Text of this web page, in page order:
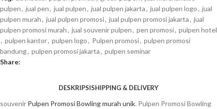
pulpen, jual pen, jual pulpen, jual pulpen jakarta, jual pulpen logo, jual
pulpen murah, jual pulpen promosi, jual pulpen promosi jakarta, jual
pulpen promosi murah, jual souvenir pulpen, pen promosi, pulpen hotel
, pulpen kantor, pulpen logo, Pulpen promosi, pulpen promosi
bandung, pulpen promosi jakarta, pulpen seminar
Share:
DESKRIPSISHIPPING & DELIVERY
souvenir Pulpen Promosi Bowling murah unik. Pulpen Promosi Bowling